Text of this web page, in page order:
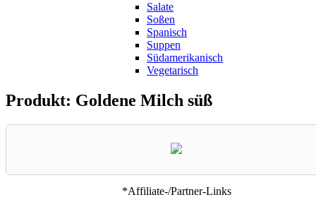
Salate
Soßen
Spanisch
Suppen
Südamerikanisch
Vegetarisch
Produkt: Goldene Milch süß
*Affiliate-/Partner-Links